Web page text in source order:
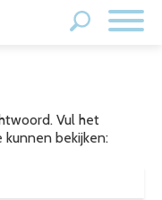
Vul het
bekijken: